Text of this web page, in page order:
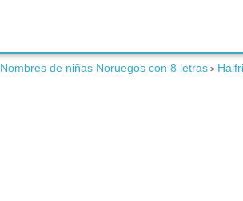
Nombres de niñas Noruegos con 8 letras >